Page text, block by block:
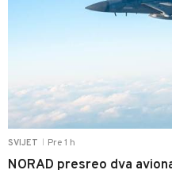
SVIJET Pre 1 h
NORAD presreo dva